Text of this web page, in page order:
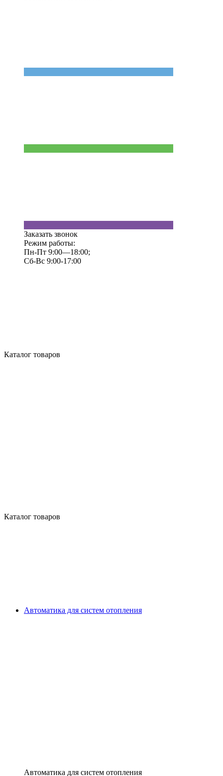
Заказать звонок
Режим работы:
Пн-Пт 9:00—18:00;
Сб-Вс 9:00-17:00
Каталог товаров
Каталог товаров
Автоматика для систем отопления
Автоматика для систем отопления